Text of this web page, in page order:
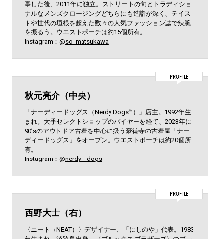
事した後、2011年に独立。ストリートの旬とトラディショ
ナルなメンズクロージングどちらにも造詣が深く、テイス
トや世代の垣根を超えた数々の人気ファッション誌で辣腕
を振るう。ウエストポーチは約15個所有。
Instagram：@so_matsukawa
PROFILE
秋元亮介（中央）
「ナーディードッグス（Nerdy Dogs™︎）」店主。1992年生
まれ。大手セレクトショップのバイヤーを経て、2023年に
90’sのアウトドア古着を中心に扱う豪徳寺の古着屋「ナー
ディードッグス」をオープン。ウエストポーチは約20個所
有。
Instagram：@nerdy__dogs
PROFILE
西野大士（右）
〈ニート（NEAT）〉デザイナー、「にしのや」代表。1983